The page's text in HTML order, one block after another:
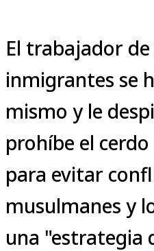
El trabajador
inmigrantes se
mismo y le
prohíbe el
para evitar
musulmanes y
una "estrategia